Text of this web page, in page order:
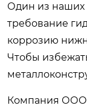
Один из наших
требование
коррозию
Чтобы
Компания ООО